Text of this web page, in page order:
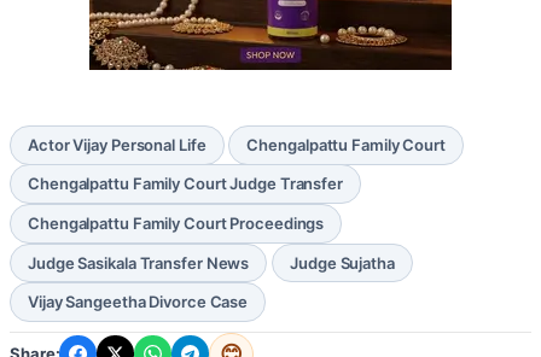
Actor Vijay Personal Life Chengalpattu Family Court
Chengalpattu Family Court Judge Transfer
Chengalpattu Family Court Proceedings
Judge Sasikala Transfer News Judge Sujatha
Vijay Sangeetha Divorce Case